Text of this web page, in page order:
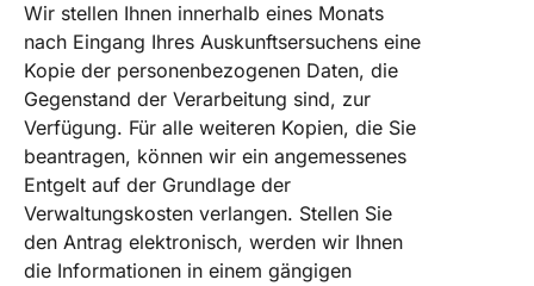
Wir stellen Ihnen innerhalb eines Monats
nach Eingang Ihres Auskunftsersuchens eine
Kopie der personenbezogenen Daten, die
Gegenstand der Verarbeitung sind, zur
Verfügung. Für alle weiteren Kopien, die Sie
beantragen, können wir ein angemessenes
Entgelt auf der Grundlage der
Verwaltungskosten verlangen. Stellen Sie
den Antrag elektronisch, werden wir Ihnen
die Informationen in einem gängigen